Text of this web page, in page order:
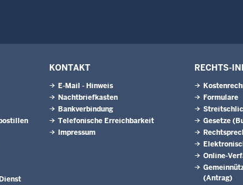
KONTAKT
E-Mail - Hinweis
Nachtbriefkasten
Bankverbindung
Telefonische Erreichbarkeit
Impressum
RECHTS-
Formulare
Gesetze
Online-
(Antrag)